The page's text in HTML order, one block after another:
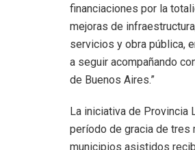
financiaciones por la
mejoras de
servicios y obra pública,
a seguir acompañando
de Buenos Aires.”
La iniciativa de Provincia
período de gracia de tres
municipios asistidos